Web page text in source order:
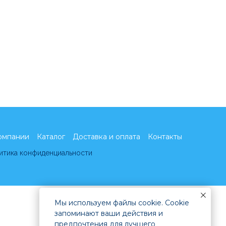
Мы используем файлы cookie. Cookie
запоминают ваши действия и
предпочтения для лучшего
Каталог Доставка и оплата Контакты
конфиденциальности